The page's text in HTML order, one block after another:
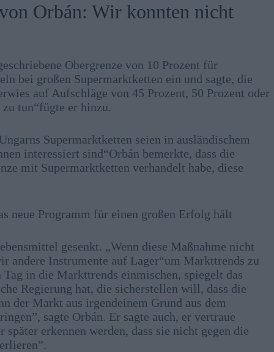
Orbán: Wir konnten nicht
Obergrenze von 10 Prozent für
bei großen Supermarktketten ein und sagte, die
auf Aufschläge von 45 Prozent, 50 Prozent oder
tun“fügte er hinzu.
Supermarktketten seien in ausländischem
interessiert sind“Orbán bemerkte, dass die
mit Supermarktketten verhandelt habe, diese
neue Programm für einen großen Erfolg hält
gesenkt. „Wenn diese Maßnahme nicht
andere Instrumente auf Lager“um Markttrends zu
in die Markttrends einmischen, spiegelt das
Regierung hat, die sicherstellen will, dass die
der Markt aus irgendeinem Grund aus dem
sagte Orbán. Er sagte auch, er vertraue
erkennen werden, dass sie nicht gegen die